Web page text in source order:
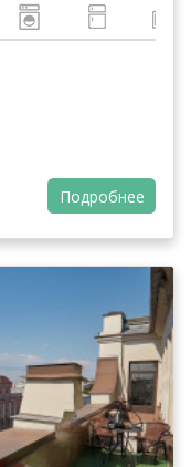
Подробнее